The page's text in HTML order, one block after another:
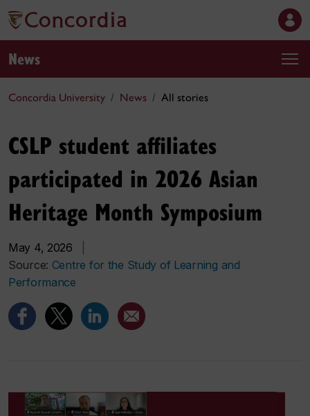
News
Concordia University News All stories
CSLP student affiliates
participated in 2026 Asian
Heritage Month Symposium
May 4, 2026
Source: Centre for the Study of Learning and
Performance